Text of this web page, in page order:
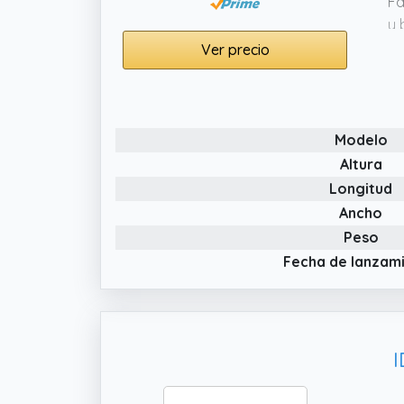
Ver precio
y
✔️
Modelo
Altura
Longitud
Ancho
Peso
Fecha de